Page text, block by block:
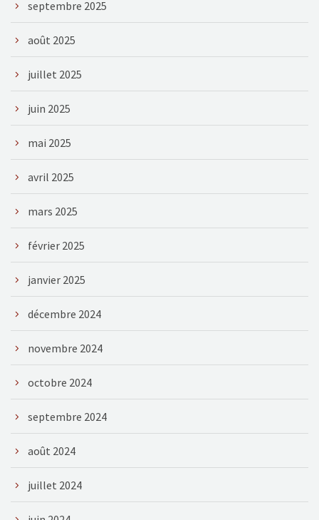
septembre 2025
août 2025
juillet 2025
juin 2025
mai 2025
avril 2025
mars 2025
février 2025
janvier 2025
décembre 2024
novembre 2024
octobre 2024
septembre 2024
août 2024
juillet 2024